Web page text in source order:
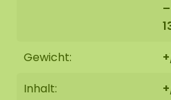
Gewicht:
Inhalt: